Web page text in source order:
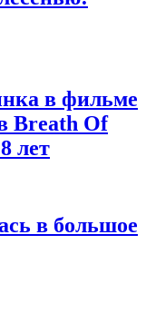
в фильме
Breath Of
лет
в большое